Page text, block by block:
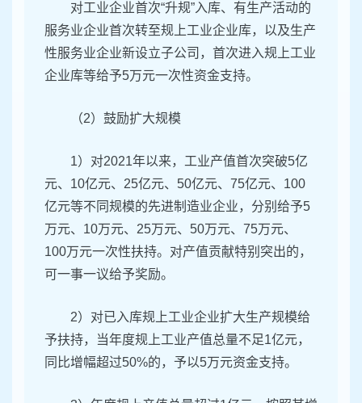
对工业企业首次“升规”入库、有生产活动的
服务业企业首次转至规上工业企业库，以及生产
性服务业企业新设立子公司，首次进入规上工业
企业库等给予5万元一次性资金支持。
（2）鼓励扩大规模
1）对2021年以来，工业产值首次突破5亿
元、10亿元、25亿元、50亿元、75亿元、100
亿元等不同规模的先进制造业企业，分别给予5
万元、10万元、25万元、50万元、75万元、
100万元一次性扶持。对产值贡献特别突出的，
可一事一议给予奖励。
2）对已入库规上工业企业扩大生产规模给
予扶持，当年度规上工业产值总量不足1亿元，
同比增幅超过50%的，予以5万元资金支持。